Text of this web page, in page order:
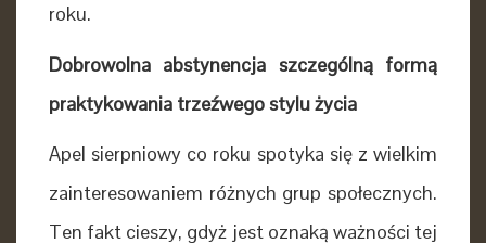
roku.
Dobrowolna abstynencja szczególną formą
praktykowania trzeźwego stylu życia
Apel sierpniowy co roku spotyka się z wielkim
zainteresowaniem różnych grup społecznych.
Ten fakt cieszy, gdyż jest oznaką ważności tej